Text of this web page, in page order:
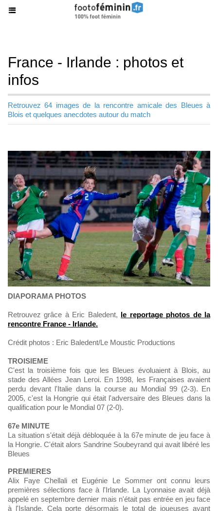
France - Irlande : photos et
infos
Retrouvez 64 images de la rencontre amicale des Bleues à
Blois et quelques anecdotes autour du match
DIAPORAMA PHOTOS
Retrouvez grâce à Eric Baledent, le reportage photos de la
rencontre France - Irlande.
Crédit photos : Eric Baledent/Le Moustic Productions
TROISIEME
C'est la troisième fois que les Bleues évoluaient à Blois, au
stade des Allées Jean Leroi. En 1998, les Françaises avaient
perdu devant l'Italie dans la course au Mondial 99 (2-3). En
2005, c'est la Hongrie qui était l'adversaire des Bleues dans la
qualification pour le Mondial 07 (2-0).
67e MINUTE
La situation s'était déjà débloquée à la 67e minute de jeu face à
la Hongrie. C'était alors Sandrine Soubeyrand qui avait libéré les
Bleues
PREMIERES
Alix Faye Chellali et Eugénie Le Sommer ont connu leurs
premières sélections face à l'Irlande. La Lyonnaise avait déjà
appelé en septembre dernier mais n'était pas entrée en jeu face
à l'Islande. Cela porte désormais le total de joueuses ayant